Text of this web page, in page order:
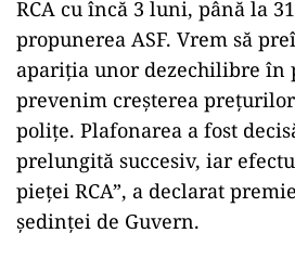
RCA cu încă 3 luni, până la
propunerea ASF. Vrem să
apariția unor dezechilibre în
prevenim creșterea
polițe. Plafonarea a fost
prelungită succesiv, iar
pieței RCA”, a declarat
ședinței de Guvern.